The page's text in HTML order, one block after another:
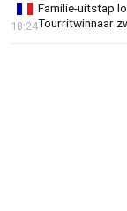
Familie-uitstap
Tourritwinnaar
18:24